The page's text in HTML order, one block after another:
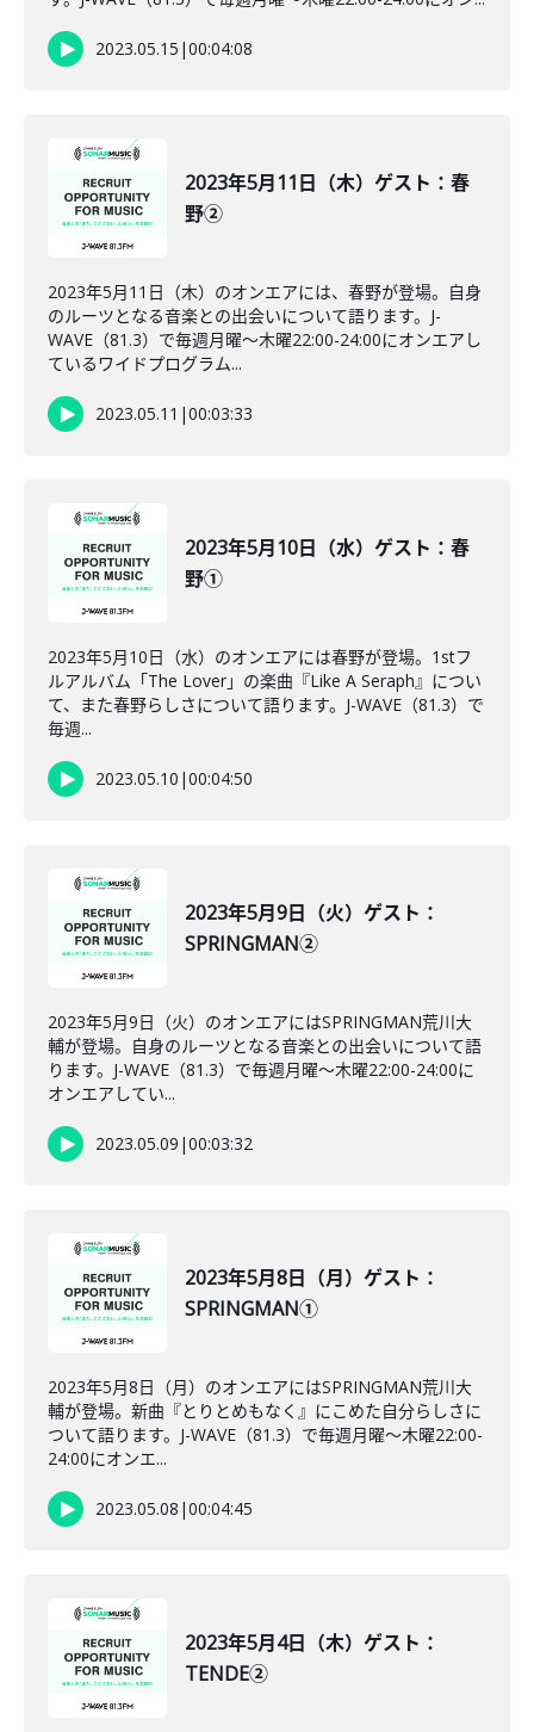
2023.05.15 |00:04:08
2023年5月11日（木）ゲスト：春
野②
2023年5月11日（木）のオンエアには、春野が登場。自身
のルーツとなる音楽との出会いについて語ります。J-
WAVE（81.3）で毎週月曜～木曜22:00-24:00にオンエアし
ているワイドプログラム...
2023.05.11 |00:03:33
2023年5月10日（水）ゲスト：春
野①
2023年5月10日（水）のオンエアには春野が登場。1stフ
ルアルバム「The Lover」の楽曲『Like A Seraph』につい
て、また春野らしさについて語ります。J-WAVE（81.3）で
毎週...
2023.05.10 |00:04:50
2023年5月9日（火）ゲスト：
SPRINGMAN②
2023年5月9日（火）のオンエアにはSPRINGMAN荒川大
輔が登場。自身のルーツとなる音楽との出会いについて語
ります。J-WAVE（81.3）で毎週月曜～木曜22:00-24:00に
オンエアしてい...
2023.05.09 |00:03:32
2023年5月8日（月）ゲスト：
SPRINGMAN①
2023年5月8日（月）のオンエアにはSPRINGMAN荒川大
輔が登場。新曲『とりとめもなく』にこめた自分らしさに
ついて語ります。J-WAVE（81.3）で毎週月曜～木曜22:00-
24:00にオンエ...
2023.05.08 |00:04:45
2023年5月4日（木）ゲスト：
TENDE②